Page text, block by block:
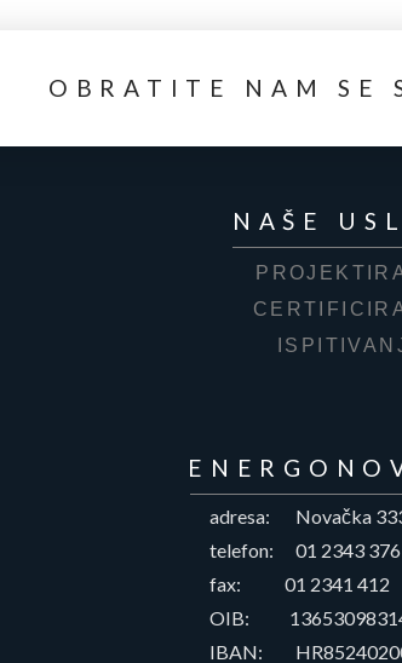
OBRATITE NAM SE
NAŠE
adresa: Novačka
telefon: 01 2343 376
fax: 01 2341 412
OIB:
IBAN: